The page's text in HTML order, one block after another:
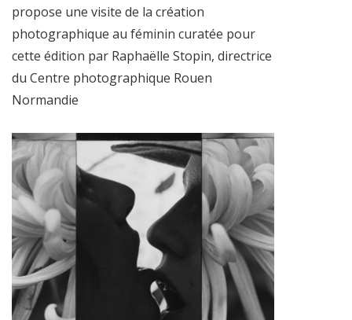
propose une visite de la création
photographique au féminin curatée pour
cette édition par Raphaëlle Stopin, directrice
du Centre photographique Rouen
Normandie